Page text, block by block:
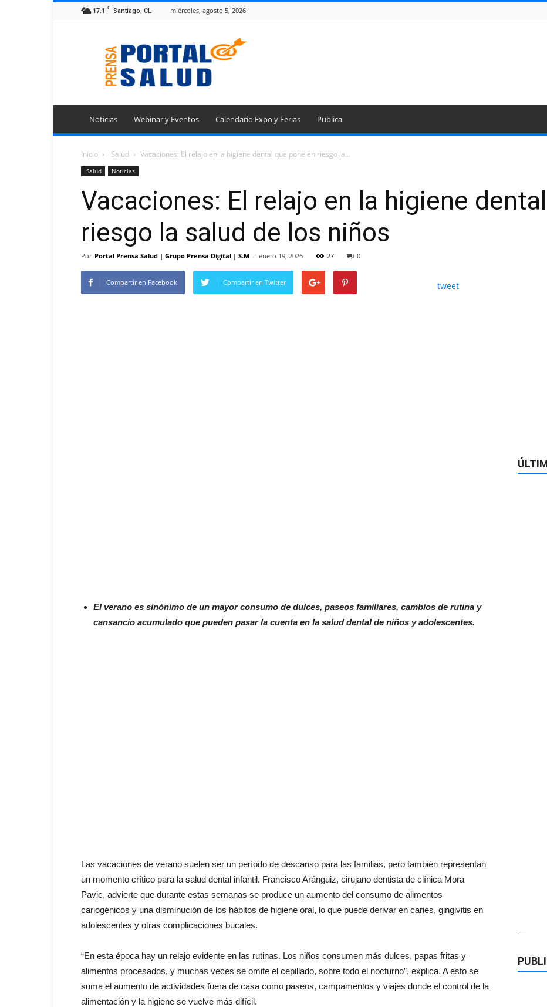
17.1 C Santiago, CL miércoles, agosto 5, 2026
Portal
Prensa
Salud
Noticias Webinar y Eventos Calendario Expo y Ferias Publica
Inicio Salud Vacaciones: El relajo en la higiene dental que pone en riesgo la...
Salud Noticias
Vacaciones: El relajo en la higiene
riesgo la salud de los niños
Por Portal Prensa Salud | Grupo Prensa Digital | S.M - enero 19, 2026 27 0
Compartir en Facebook Compartir en Twitter tweet
El verano es sinónimo de un mayor consumo de dulces, paseos familiares, cambios de rutina y
cansancio acumulado que pueden pasar la cuenta en la salud dental de niños y adolescentes.
Las vacaciones de verano suelen ser un período de descanso para las familias, pero también representan
un momento crítico para la salud dental infantil. Francisco Aránguiz, cirujano dentista de clínica Mora
Pavic, advierte que durante estas semanas se produce un aumento del consumo de alimentos
cariogénicos y una disminución de los hábitos de higiene oral, lo que puede derivar en caries, gingivitis en
adolescentes y otras complicaciones bucales.
“En esta época hay un relajo evidente en las rutinas. Los niños consumen más dulces, papas fritas y
alimentos procesados, y muchas veces se omite el cepillado, sobre todo el nocturno”, explica. A esto se
suma el aumento de actividades fuera de casa como paseos, campamentos y viajes donde el control de la
alimentación y la higiene se vuelve más difícil.
—